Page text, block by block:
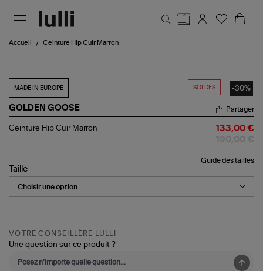
Accueil Ceinture Hip Cuir Marron
SOLDES -30%
MADE IN EUROPE
GOLDEN GOOSE
Ceinture
Partager
Ceinture Hip Cuir Marron 133,00 €
Guide des tailles
Taille
VOTRE CONSEILLÈRE LULLI
Une question sur ce produit ?